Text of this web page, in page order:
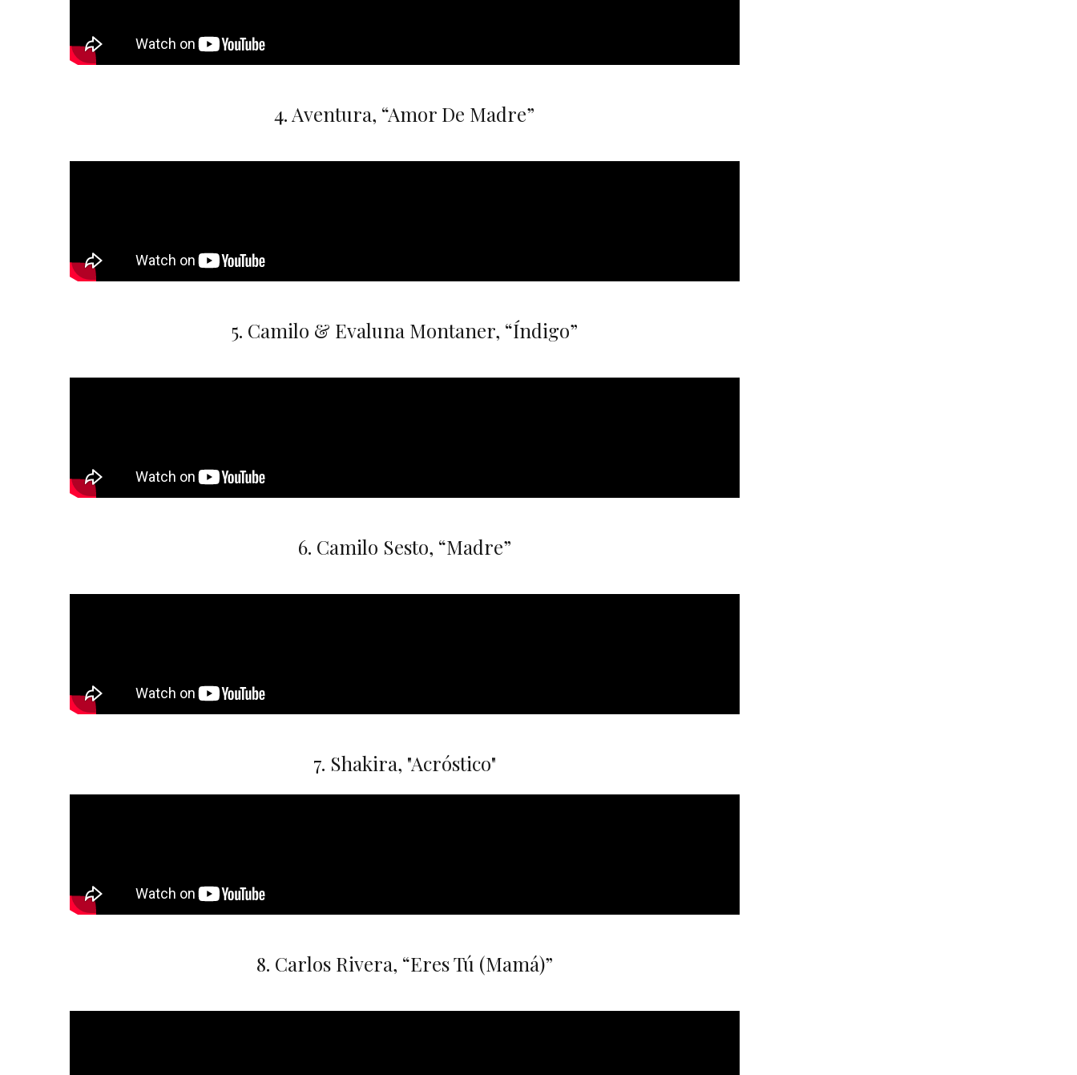
4. Aventura, “Amor De Madre”
5. Camilo & Evaluna Montaner, “Índigo”
6. Camilo Sesto, “Madre”
7. Shakira, "Acróstico"
8. Carlos Rivera, “Eres Tú (Mamá)”